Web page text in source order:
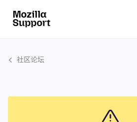
社区论坛